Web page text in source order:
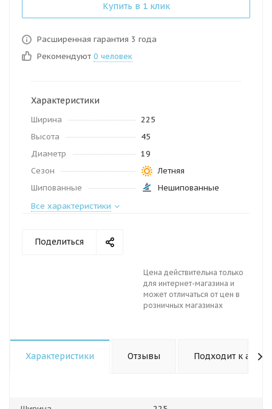
Купить в 1 клик
Расширенная гарантия 3 года
Рекомендуют 0 человек
Характеристики
Ширина
225
Высота
45
Диаметр
19
Сезон
Летняя
Шипованные
Нешипованные
Все характеристики
Поделиться
Цена действительна только
для интернет-магазина и
может отличаться от цен в
розничных магазинах
Характеристики Отзывы Подходит к авто